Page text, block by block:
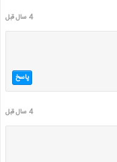
4 سال قبل
پاسخ
4 سال قبل